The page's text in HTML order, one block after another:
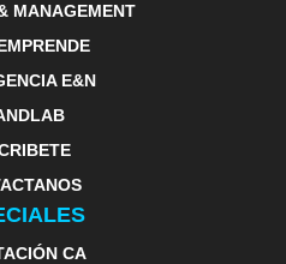
MANAGEMENT
E&N
CA